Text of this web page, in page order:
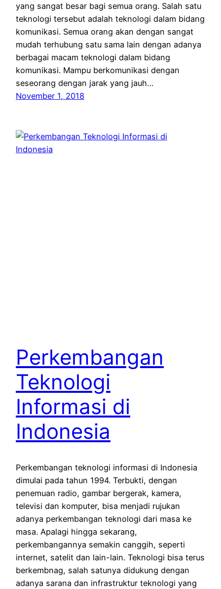
yang sangat besar bagi semua orang. Salah satu
teknologi tersebut adalah teknologi dalam bidang
komunikasi. Semua orang akan dengan sangat
mudah terhubung satu sama lain dengan adanya
berbagai macam teknologi dalam bidang
komunikasi. Mampu berkomunikasi dengan
seseorang dengan jarak yang jauh…
November 1, 2018
Perkembangan
Teknologi
Informasi di
Indonesia
Perkembangan teknologi informasi di Indonesia
dimulai pada tahun 1994. Terbukti, dengan
penemuan radio, gambar bergerak, kamera,
televisi dan komputer, bisa menjadi rujukan
adanya perkembangan teknologi dari masa ke
masa. Apalagi hingga sekarang,
perkembangannya semakin canggih, seperti
internet, satelit dan lain-lain. Teknologi bisa terus
berkembnag, salah satunya didukung dengan
adanya sarana dan infrastruktur teknologi yang